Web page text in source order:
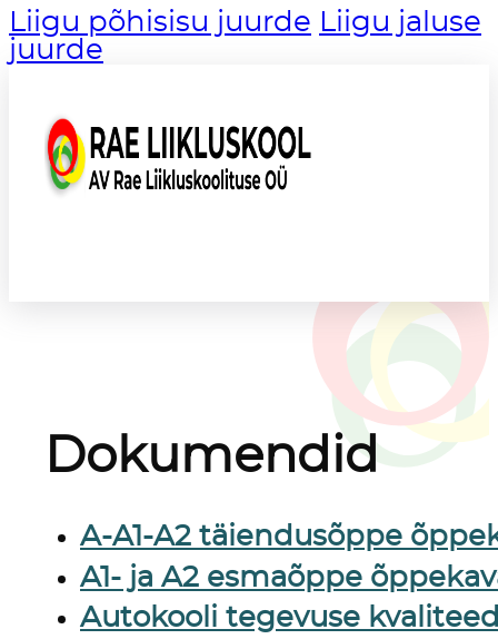
Liigu põhisisu juurde Liigu jaluse
juurde
Dokumendid
A-A1-A2 täiendusõppe
A1- ja A2 esmaõppe
Autokooli tegevuse